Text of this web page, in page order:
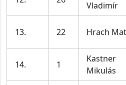
Vladimír
13. 22 Hrach
14. 1
Kastner
Mikulás